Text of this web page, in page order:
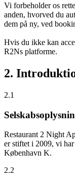
Vi forbeholder os
anden, hvorved du
dem på ny, ved
Hvis du ikke kan
R2Ns platforme.
2.
2.1
Restaurant 2 Night
er stiftet i 2009, vi
København K.
2.2